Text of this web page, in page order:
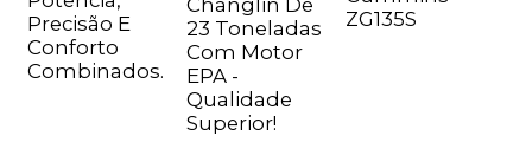
Precisão E
Conforto
Combinados.
23 Toneladas
Com Motor
EPA -
Qualidade
Superior!
ZG135S